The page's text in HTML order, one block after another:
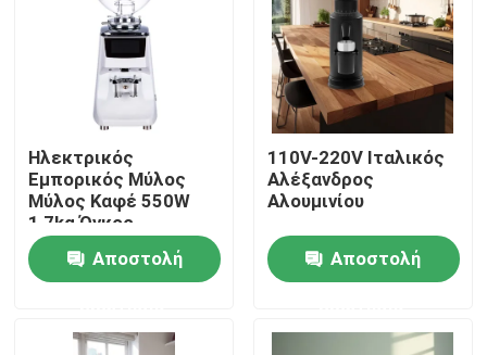
Σπίτι
Προϊόντα
Εμφάνιση VR
Ηλεκτρικός
Εμπορικός Μύλος
Μύλος Καφέ 550W
1,7kg Όγκος
Δεξαμενής Online
ΚατασκευήΑποστολή
110V-220V Ιταλικός
Αλέξανδρος
Αλουμινίου
Αποστολή